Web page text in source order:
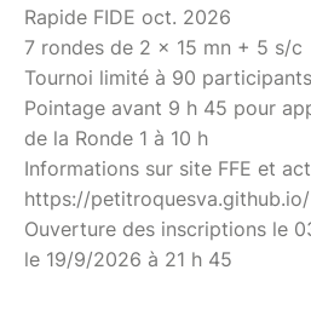
Rapide FIDE oct. 2026
7 rondes de 2 x 15 mn + 5 s/c
Tournoi limité à 90 participants
Pointage avant 9 h 45 pour
de la Ronde 1 à 10 h
Informations sur site FFE et
https://petitroquesva.github.io/
Ouverture des inscriptions le
le 19/9/2026 à 21 h 45